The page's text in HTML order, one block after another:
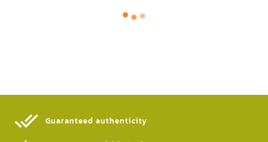
Guaranteed authenticity​